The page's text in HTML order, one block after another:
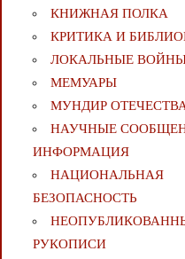
КНИЖНАЯ ПОЛКА
КРИТИКА И
ЛОКАЛЬНЫЕ
МЕМУАРЫ
МУНДИР
НАУЧНЫЕ
ИНФОРМАЦИЯ
НАЦИОНАЛЬНАЯ
БЕЗОПАСНОСТЬ
РУКОПИСИ